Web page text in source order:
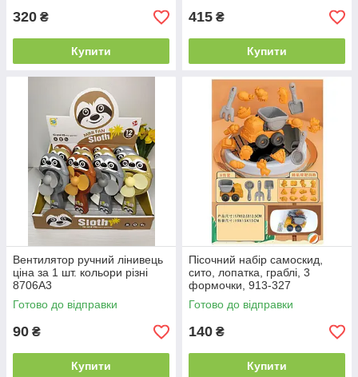
320 ₴
Купити
415 ₴
Купити
Вентилятор ручний лінивець
ціна за 1 шт. кольори різні
8706A3
Готово до відправки
90 ₴
Купити
Пісочний набір самоскид,
сито, лопатка, граблі, 3
формочки, 913-327
Готово до відправки
140 ₴
Купити